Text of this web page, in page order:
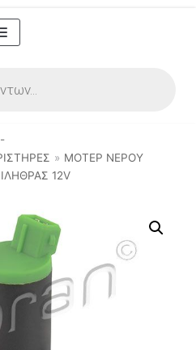
» ΜΟΤΕΡ ΝΕΡΟΥ
12V